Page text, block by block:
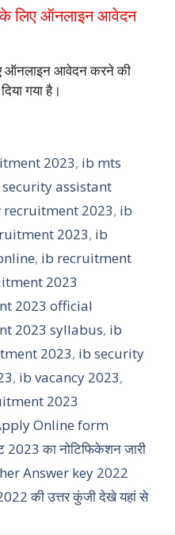
लिए ऑनलाइन आवेदन
ऑनलाइन आवेदन करने की
गया है।
2023, ib mts
assistant
recruitment 2023, ib
2023, ib
, ib recruitment
2023
2023 official
2023 syllabus, ib
2023, ib security
, ib vacancy 2023,
2023
Online form
2023 का नोटिफिकेशन जारी
Answer key 2022
की उत्तर कुंजी देखे यहां से